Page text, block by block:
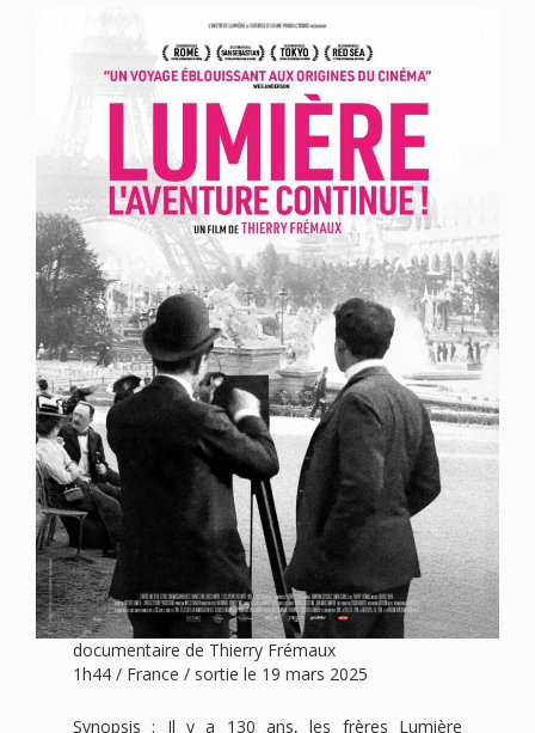
documentaire de Thierry Frémaux
1h44 / France / sortie le 19 mars 2025
Synopsis : Il y a 130 ans, les frères Lumière